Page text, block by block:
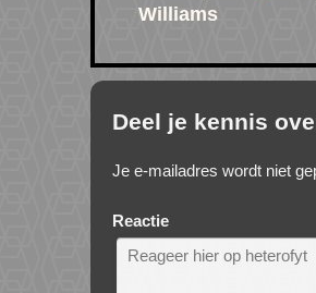
Williams
Deel je kennis
Je e-mailadres wordt niet
Reactie